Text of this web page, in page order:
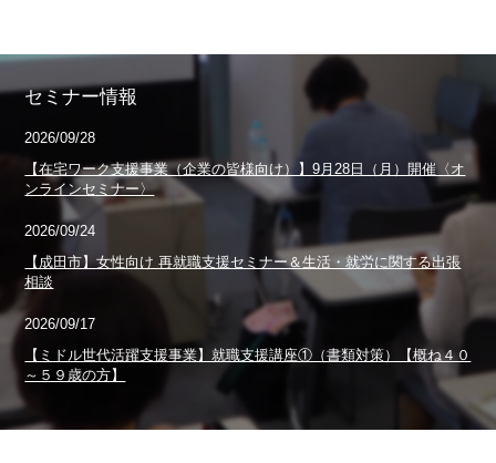
セミナー情報
2026/09/28
【在宅ワーク支援事業（企業の皆様向け）】9月28日（月）開催〈オ
ンラインセミナー〉
2026/09/24
【成田市】女性向け 再就職支援セミナー＆生活・就労に関する出張
相談
2026/09/17
【ミドル世代活躍支援事業】就職支援講座①（書類対策）【概ね４０
～５９歳の方】